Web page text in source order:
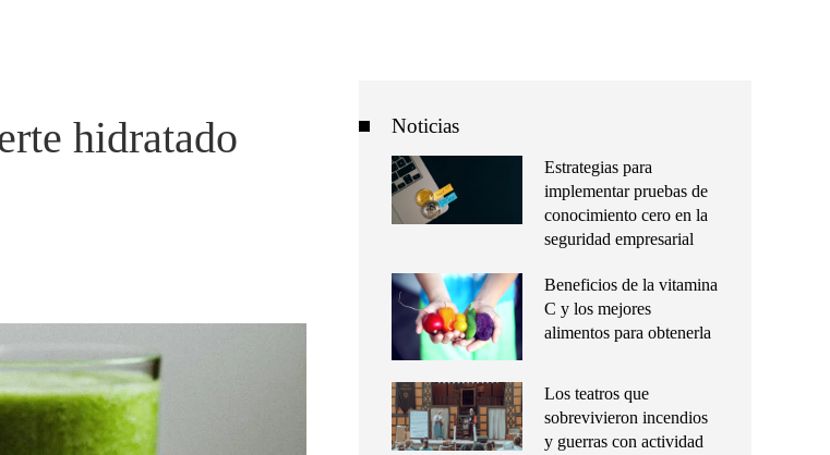
hidratado
Noticias
Estrategias para
implementar pruebas de
conocimiento cero en la
seguridad empresarial
Beneficios de la vitamina
C y los mejores
alimentos para obtenerla
Los teatros que
sobrevivieron incendios
y guerras con actividad